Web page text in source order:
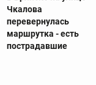
Чкалова
перевернулась
маршрутка - есть
пострадавшие